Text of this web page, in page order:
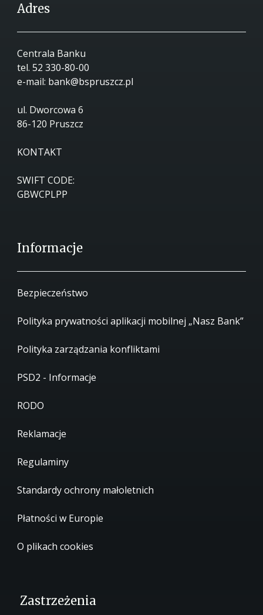
Adres
Centrala Banku
tel. 52 330-80-00
e-mail: bank@bspruszcz.pl
ul. Dworcowa 6
86-120 Pruszcz
KONTAKT
SWIFT CODE:
GBWCPLPP
Informacje
Bezpieczeństwo
Polityka prywatności aplikacji mobilnej „Nasz Bank”
Polityka zarządzania konfliktami
PSD2 - Informacje
RODO
Reklamacje
Regulaminy
Standardy ochrony małoletnich
Płatności w Europie
O plikach cookies
Zastrzeżenia